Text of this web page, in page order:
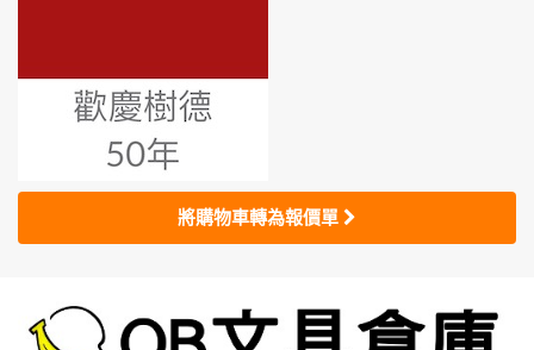
將購物車轉為報價單